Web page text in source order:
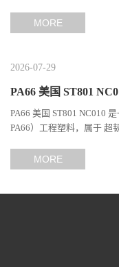
MORE
2026-07-29
PA66 美国 ST801
PA66 美国 ST801 NC010
PA66）工程塑料，属于 超
MORE